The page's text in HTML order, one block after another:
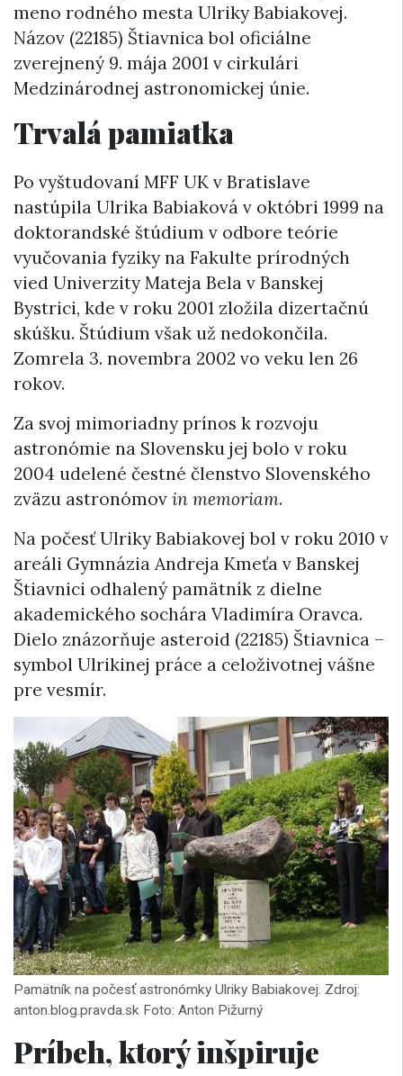
meno rodného mesta Ulriky Babiakovej.
Názov (22185) Štiavnica bol oficiálne
zverejnený 9. mája 2001 v cirkulári
Medzinárodnej astronomickej únie.
Trvalá pamiatka
Po vyštudovaní MFF UK v Bratislave
nastúpila Ulrika Babiaková v októbri 1999 na
doktorandské štúdium v odbore teórie
vyučovania fyziky na Fakulte prírodných
vied Univerzity Mateja Bela v Banskej
Bystrici, kde v roku 2001 zložila dizertačnú
skúšku. Štúdium však už nedokončila.
Zomrela 3. novembra 2002 vo veku len 26
rokov.
Za svoj mimoriadny prínos k rozvoju
astronómie na Slovensku jej bolo v roku
2004 udelené čestné členstvo Slovenského
zväzu astronómov in memoriam.
Na počesť Ulriky Babiakovej bol v roku 2010 v
areáli Gymnázia Andreja Kmeťa v Banskej
Štiavnici odhalený pamätník z dielne
akademického sochára Vladimíra Oravca.
Dielo znázorňuje asteroid (22185) Štiavnica –
symbol Ulrikinej práce a celoživotnej vášne
pre vesmír.
Pamätník na počesť astronómky Ulriky Babiakovej. Zdroj:
anton.blog.pravda.sk Foto: Anton Pižurný
Príbeh, ktorý inšpiruje